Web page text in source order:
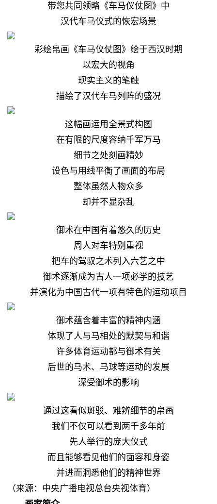
带您共同领略《车马仪仗图》中
汉代车马仪式的恢宏场景
彩绘帛画《车马仪仗图》绘于西汉时期
以宏大的视角
现实主义的笔触
描绘了汉代车马列阵的盛况
这幅画运用全景式构图
在有限的尺度容纳千军万马
细节之处刻画精妙
设色与用线平衡了画面的布局
整体虽然人物众多
却并不显杂乱
御术在中国有着悠久的历史
周人对车特别重视
把车的驾驭之术列入六艺之中
御术逐渐成为古人一项必学的技艺
并演化为中国古代一项有特色的运动项目
御术蕴含着丰富的精神内涵
体现了人与马相处的默契与和谐
许多体育运动都与御术有关
后世的马术、马球等运动的发展
深受御术的影响
通过这看似斑驳、难辨细节的帛画
我们不仅可以看到两千多年前
先人举行的庞大仪式
而且能够看见他们的面容和身姿
并进而洞悉他们的精神世界
（来源： 中央广播电视总台央视体育）